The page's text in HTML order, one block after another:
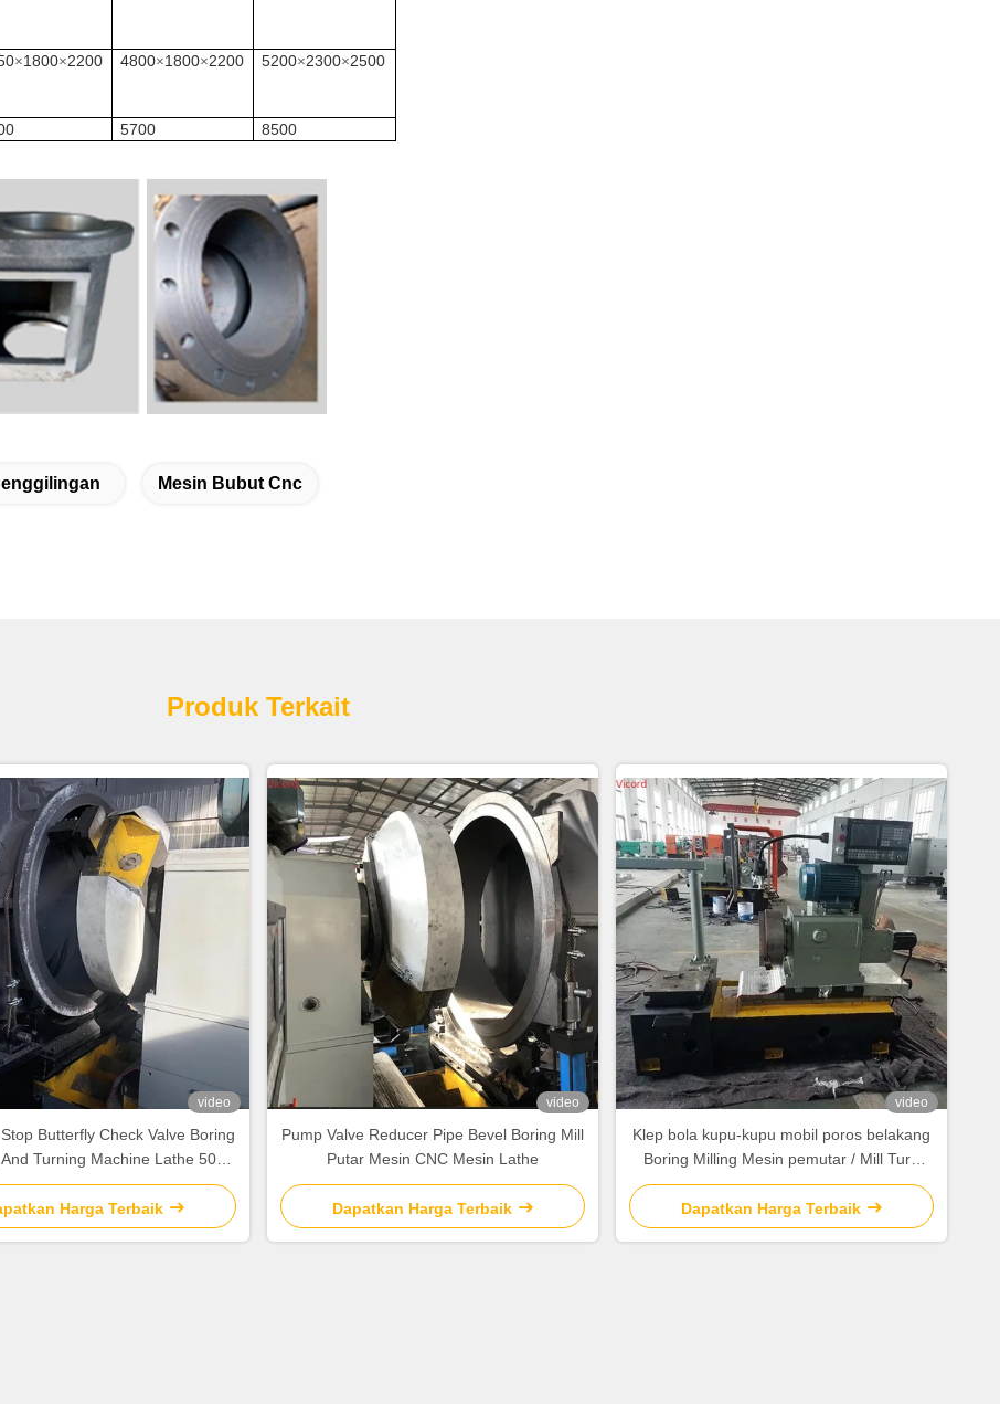
×1800×2200 4800×1800×2200 5200×2300×2500
5700 8500
Mesin Bubut Cnc
Produk Terkait
video
Butterfly Check Valve Boring
Turning Machine Lathe 50
R/Min
Harga Terbaik
video
Pump Valve Reducer Pipe Bevel Boring Mill
Putar Mesin CNC Mesin Lathe
Dapatkan Harga Terbaik
video
Klep bola kupu-kupu mobil poros belakang
Boring Milling Mesin pemutar / Mill Turn
Cnc
Dapatkan Harga Terbaik